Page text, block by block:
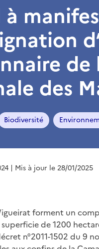
de
des
Biodiversité
| Mis à jour le 28/01/2025
forment un
de 1200
n°2011-1502 du 9